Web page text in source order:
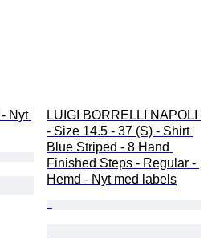
Nyt
LUIGI BORRELLI NAPOLI
- Size 14.5 - 37 (S) - Shirt
Blue Striped - 8 Hand
Finished Steps - Regular -
Hemd - Nyt med labels